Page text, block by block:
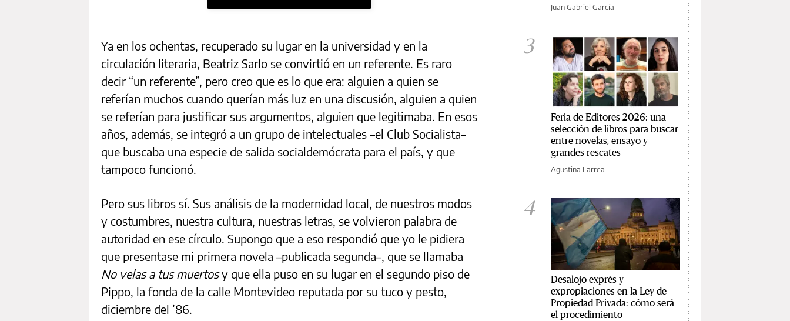
Ya en los ochentas, recuperado su lugar en la universidad y en la
circulación literaria, Beatriz Sarlo se convirtió en un referente. Es raro
decir “un referente”, pero creo que es lo que era: alguien a quien se
referían muchos cuando querían más luz en una discusión, alguien a quien
se referían para justificar sus argumentos, alguien que legitimaba. En esos
años, además, se integró a un grupo de intelectuales –el Club Socialista–
que buscaba una especie de salida socialdemócrata para el país, y que
tampoco funcionó.
Pero sus libros sí. Sus análisis de la modernidad local, de nuestros modos
y costumbres, nuestra cultura, nuestras letras, se volvieron palabra de
autoridad en ese círculo. Supongo que a eso respondió que yo le pidiera
que presentase mi primera novela –publicada segunda–, que se llamaba
No velas a tus muertosy que ella puso en su lugar en el segundo piso de
Pippo, la fonda de la calle Montevideo reputada por su tuco y pesto,
diciembre del ’86.
Juan Gabriel García
3
Feria de Editores 2026: una
selección de libros para buscar
entre novelas, ensayo y
grandes rescates
Agustina Larrea
4
Desalojo exprés y
expropiaciones en la Ley de
Propiedad Privada: cómo será
el procedimiento